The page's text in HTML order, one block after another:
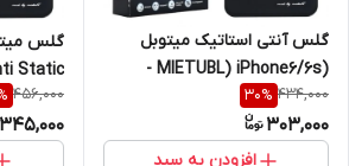
گلس آنتی استاتیک میتوبل
(MIETUBL) iPhone6/6s -
مشکی / سفید
434,000
30%
303,000
افزودن به سبد
Max
456,000
345,000